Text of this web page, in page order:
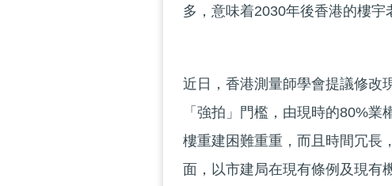
多，意味着2030年後香港的樓宇
近日，香港測量師學會提議修改
「強拍」門檻，由現時的80%
樓重建困難重重，而且時間冗長
面，以市建局在現有條例及現有